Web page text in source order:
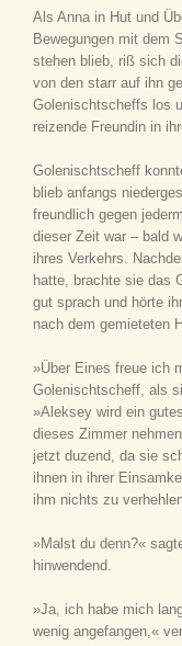
Als Anna in Hut und
Bewegungen mit dem
stehen blieb, riß sich
von den starr auf ihn
Golenischtscheffs los
reizende Freundin in
Golenischtscheff
blieb anfangs
freundlich gegen
dieser Zeit war – bald
ihres Verkehrs.
hatte, brachte sie das
gut sprach und hörte
nach dem gemieteten
»Über Eines freue ich
Golenischtscheff, als
»Aleksey wird ein
dieses Zimmer
jetzt duzend, da sie
ihnen in ihrer
ihm nichts zu
»Malst du denn?«
hinwendend.
»Ja, ich habe mich
wenig angefangen,«